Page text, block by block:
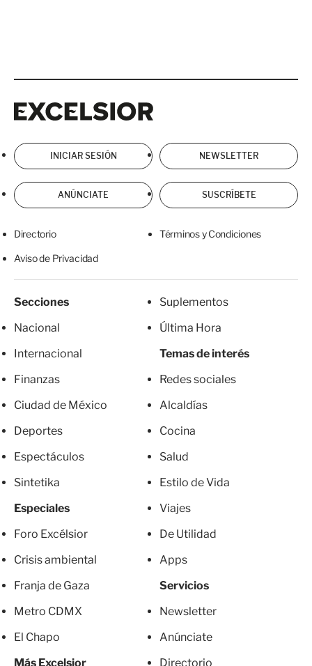
INICIAR SESIÓN NEWSLETTER
ANÚNCIATE SUSCRÍBETE
Directorio Términos y Condiciones
Aviso de Privacidad
Secciones
Nacional
Internacional
Finanzas
Ciudad de México
Deportes
Espectáculos
Sintetika
Especiales
Foro Excélsior
Crisis ambiental
Franja de Gaza
Metro CDMX
El Chapo
Más Excelsior
Suplementos
Última Hora
Temas de interés
Redes sociales
Alcaldías
Cocina
Salud
Estilo de Vida
Viajes
De Utilidad
Apps
Servicios
Newsletter
Anúnciate
Directorio